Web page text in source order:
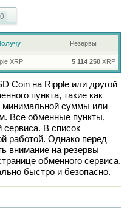
0
Резервы
XRP 5 114 250XRP
Coinна Rippleили другой
пункта, такие как
минимальной суммы или
Все обменные пункты,
сервиса. В список
работой. Однако перед
внимание на резервы
обменного сервиса.
быстро и безопасно.